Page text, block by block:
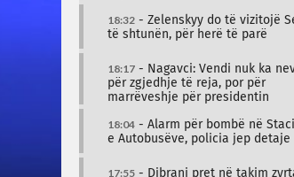
18:32 - Zelenskyy do të vizitojë
të shtunën, për herë të parë
18:17 - Nagavci: Vendi nuk ka
për zgjedhje të reja, por për
marrëveshje për presidentin
18:04 - Alarm për bombë në
e Autobusëve, policia jep detaje
17:55 - Dibrani pret në takim